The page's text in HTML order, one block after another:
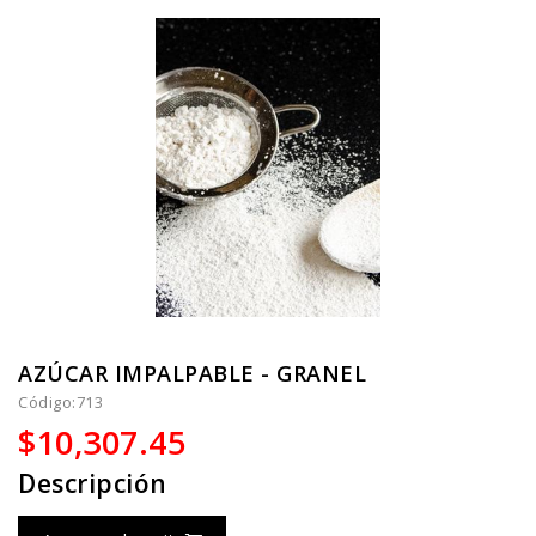
AZÚCAR IMPALPABLE - GRANEL
Código:713
$10,307.45
Descripción